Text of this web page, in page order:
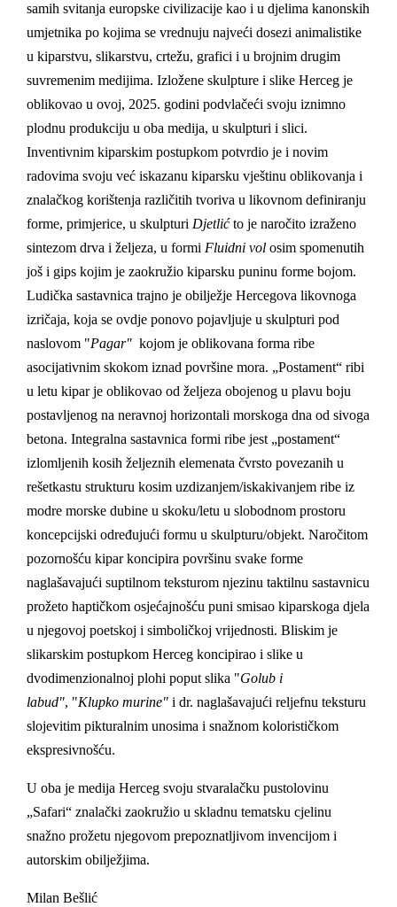
samih svitanja europske civilizacije kao i u djelima kanonskih
umjetnika po kojima se vrednuju najveći dosezi animalistike
u kiparstvu, slikarstvu, crtežu, grafici i u brojnim drugim
suvremenim medijima. Izložene skulpture i slike Herceg je
oblikovao u ovoj, 2025. godini podvlačeći svoju iznimno
plodnu produkciju u oba medija, u skulpturi i slici.
Inventivnim kiparskim postupkom potvrdio je i novim
radovima svoju već iskazanu kiparsku vještinu oblikovanja i
znalačkog korištenja različitih tvoriva u likovnom definiranju
forme, primjerice, u skulpturi Djetlićto je naročito izraženo
sintezom drva i željeza, u formi Fluidni volosim spomenutih
još i gips kojim je zaokružio kiparsku puninu forme bojom.
Ludička sastavnica trajno je obilježje Hercegova likovnoga
izričaja, koja se ovdje ponovo pojavljuje u skulpturi pod
naslovom "Pagar"kojom je oblikovana forma ribe
asocijativnim skokom iznad površine mora. „Postament“ ribi
u letu kipar je oblikovao od željeza obojenog u plavu boju
postavljenog na neravnoj horizontali morskoga dna od sivoga
betona. Integralna sastavnica formi ribe jest „postament“
izlomljenih kosih željeznih elemenata čvrsto povezanih u
rešetkastu strukturu kosim uzdizanjem/iskakivanjem ribe iz
modre morske dubine u skoku/letu u slobodnom prostoru
koncepcijski određujući formu u skulpturu/objekt. Naročitom
pozornošću kipar koncipira površinu svake forme
naglašavajući suptilnom teksturom njezinu taktilnu sastavnicu
prožeto haptičkom osjećajnošću puni smisao kiparskoga djela
u njegovoj poetskoj i simboličkoj vrijednosti. Bliskim je
slikarskim postupkom Herceg koncipirao i slike u
dvodimenzionalnoj plohi poput slika "Golub i
labud", "Klupko murine"i dr. naglašavajući reljefnu teksturu
slojevitim pikturalnim unosima i snažnom kolorističkom
ekspresivnošću.
U oba je medija Herceg svoju stvaralačku pustolovinu
„Safari“ znalački zaokružio u skladnu tematsku cjelinu
snažno prožetu njegovom prepoznatljivom invencijom i
autorskim obilježjima.
Milan Bešlić